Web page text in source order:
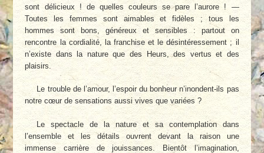
sont délicieux ! de quelles couleurs se pare l’aurore ! —
Toutes les femmes sont aimables et fidèles ; tous les
hommes sont bons, généreux et sensibles : partout on
rencontre la cordialité, la franchise et le désintéressement ; il
n’existe dans la nature que des Heurs, des vertus et des
plaisirs.
Le trouble de l’amour, l’espoir du bonheur n’inondent-ils pas
notre cœur de sensations aussi vives que variées ?
Le spectacle de la nature et sa contemplation dans
l’ensemble et les détails ouvrent devant la raison une
immense carrière de jouissances. Bientôt l’imagination,